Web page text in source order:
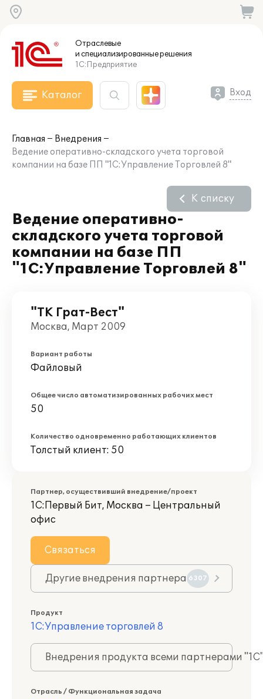
Отраслевые
и специализированныерешения
1С:Предприятие
Каталог Вход
Главная
Внедрения
Ведение оперативно-складского учета торговой
компании на базе ПП "1С:Управление Торговлей 8"
Ведение оперативно-
складского учета торговой
компании на базе ПП
"1С:Управление Торговлей 8"
К списку
"ТК Грат-Вест"
Москва, Март 2009
Вариант работы
Файловый
Общее число автоматизированных рабочих мест
50
Количество одновременно работающих клиентов
Толстый клиент: 50
Партнер, осуществивший внедрение/проект
1С:Первый Бит, Москва – Центральный
офис
Связаться
Другие внедрения партнера 6307
Продукт
1С:Управление торговлей 8
Внедрения продукта всеми партнерами
Отрасль / Функциональная задача